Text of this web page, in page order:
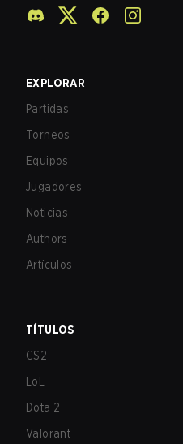
EXPLORAR
Partidas
Torneos
Equipos
Jugadores
Noticias
Authors
Artículos
TÍTULOS
CS2
LoL
Dota 2
Valorant